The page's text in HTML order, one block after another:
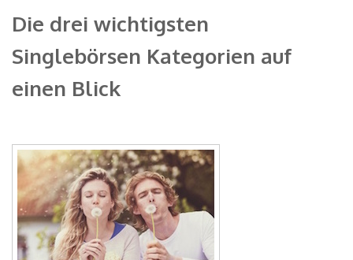
Die drei wichtigsten
Singlebörsen Kategorien auf
einen Blick